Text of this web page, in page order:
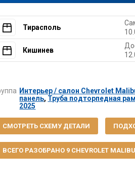
Тирасполь
Кишинев
Интерьер / салон Chevrolet
панель, Труба подторпедная
2025
СМОТРЕТЬ СХЕМУ ДЕТАЛИ
ВСЕГО РАЗОБРАНО 9 CHEVROLET